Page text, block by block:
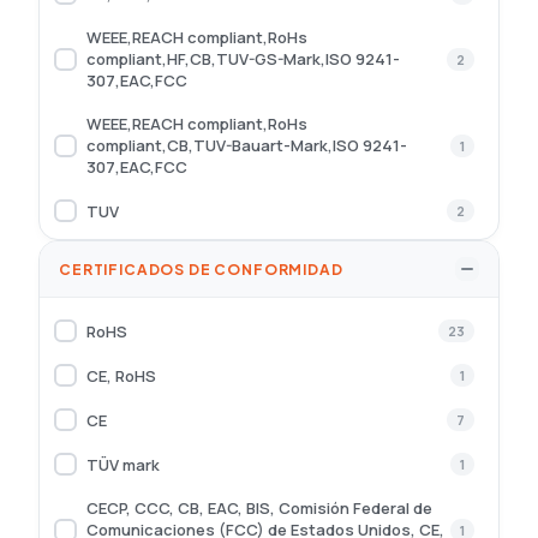
Xiaomi
XPG
Zebra
Zotac
780 g
4,54 kg
8,77 kg
318 g
10 g 1
1,64 kg
67,48 g
1,59 kg
121 g
101 g 1
WEEE,REACH compliant,RoHs
compliant,HF,CB,TUV-GS-Mark,ISO 9241-
307,EAC,FCC
2
WEEE,REACH compliant,RoHs
compliant,CB,TUV-Bauart-Mark,ISO 9241-
307,EAC,FCC
1
TUV 2
TCO Edge 2.1 Eyesafe® Certified 2.0 TÜV
Low Blue Light (Hardware Solution)
Eyesafe® Display 2.0, TÜV Low Blue Light
Free, TÜV Low Blue Light, TÜV Rheinland Eye
1
CERTIFICADOS DE CONFORMIDAD
RoHS 23
CE, RoHS 1
CE 7
TÜV mark 1
CECP, CCC, CB, EAC, BIS, Comisión Federal de
Comunicaciones (FCC) de Estados Unidos, CE,
1